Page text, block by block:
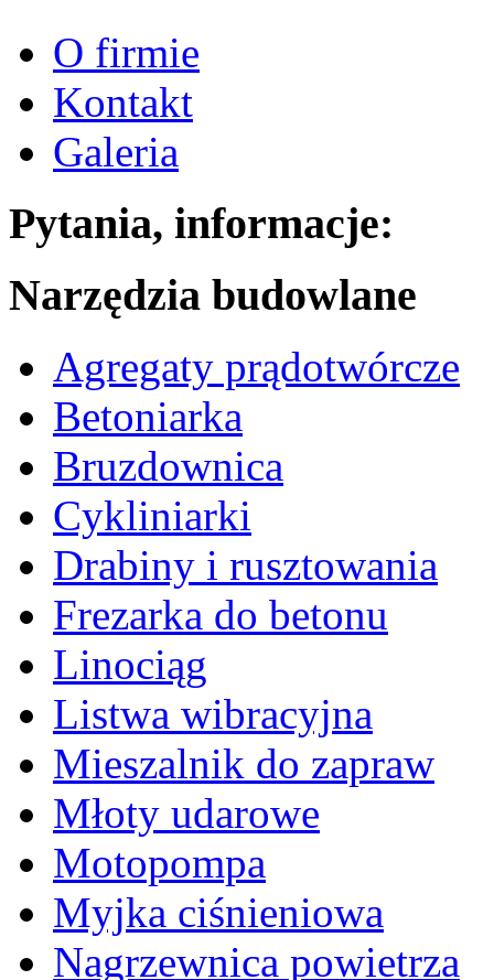
O firmie
Kontakt
Galeria
Pytania, informacje:
Narzędzia budowlane
Agregaty prądotwórcze
Betoniarka
Bruzdownica
Cykliniarki
Drabiny i rusztowania
Frezarka do betonu
Linociąg
Listwa wibracyjna
Mieszalnik do zapraw
Młoty udarowe
Motopompa
Myjka ciśnieniowa
Nagrzewnica powietrza